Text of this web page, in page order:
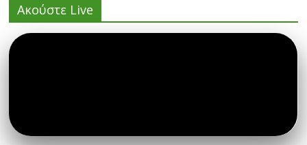
Ακούστε Live